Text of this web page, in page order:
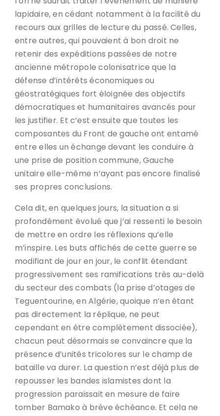
lapidaire, en cédant notamment à la facilité du
recours aux grilles de lecture du passé. Celles,
entre autres, qui pouvaient à bon droit ne
retenir des expéditions passées de notre
ancienne métropole colonisatrice que la
défense d’intérêts économiques ou
géostratégiques fort éloignée des objectifs
démocratiques et humanitaires avancés pour
les justifier. Et c’est ensuite que toutes les
composantes du Front de gauche ont entamé
entre elles un échange devant les conduire à
une prise de position commune, Gauche
unitaire elle-même n’ayant pas encore finalisé
ses propres conclusions.
Cela dit, en quelques jours, la situation a si
profondément évolué que j’ai ressenti le besoin
de mettre en ordre les réflexions qu’elle
m’inspire. Les buts affichés de cette guerre se
modifiant de jour en jour, le conflit étendant
progressivement ses ramifications très au-delà
du secteur des combats (la prise d’otages de
Teguentourine, en Algérie, quoique n’en étant
pas directement la réplique, ne peut
cependant en être complètement dissociée),
chacun peut désormais se convaincre que la
présence d’unités tricolores sur le champ de
bataille va durer. La question n’est déjà plus de
repousser les bandes islamistes dont la
progression paraissait en mesure de faire
tomber Bamako à brève échéance. Et cela ne